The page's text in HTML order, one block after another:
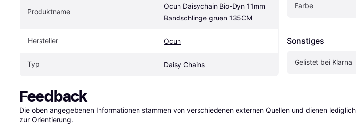
Produktname
Ocun Daisychain Bio-Dyn 11mm
Bandschlinge gruen 135CM
Hersteller Ocun
Typ Daisy Chains
Farbe
Sonstiges
Gelistet bei Klarna
Feedback
Die oben angegebenen Informationen stammen von verschiedenen externen Quellen und dienen lediglich
zur Orientierung.